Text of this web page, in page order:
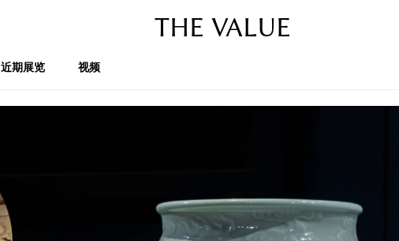
THE VALUE
近期展览 视频